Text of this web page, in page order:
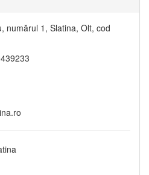
numărul 1, Slatina, Olt, cod